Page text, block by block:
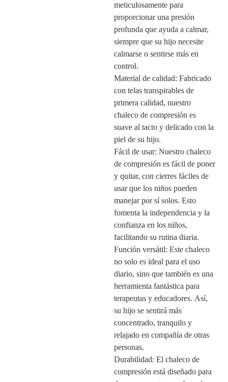
meticulosamente para
proporcionar una presión
profunda que ayuda a calmar,
siempre que su hijo necesite
calmarse o sentirse más en
control.
Material de calidad: Fabricado
con telas transpirables de
primera calidad, nuestro
chaleco de compresión es
suave al tacto y delicado con la
piel de su hijo.
Fácil de usar: Nuestro chaleco
de compresión es fácil de poner
y quitar, con cierres fáciles de
usar que los niños pueden
manejar por sí solos. Esto
fomenta la independencia y la
confianza en los niños,
facilitando su rutina diaria.
Función versátil: Este chaleco
no solo es ideal para el uso
diario, sino que también es una
herramienta fantástica para
terapeutas y educadores. Así,
su hijo se sentirá más
concentrado, tranquilo y
relajado en compañía de otras
personas.
Durabilidad: El chaleco de
compresión está diseñado para